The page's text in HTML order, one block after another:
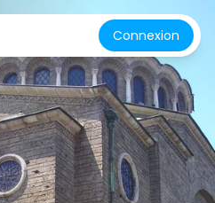
Connexion